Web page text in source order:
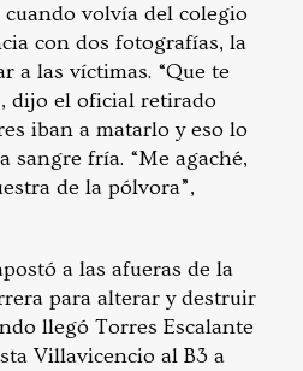
volvía del colegio
con dos fotografías, la
a las víctimas. “Que te
dijo el oficial retirado
iban a matarlo y eso lo
sangre fría. “Me agaché,
de la pólvora”,
a las afueras de la
para alterar y destruir
llegó Torres Escalante
Villavicencio al B3 a